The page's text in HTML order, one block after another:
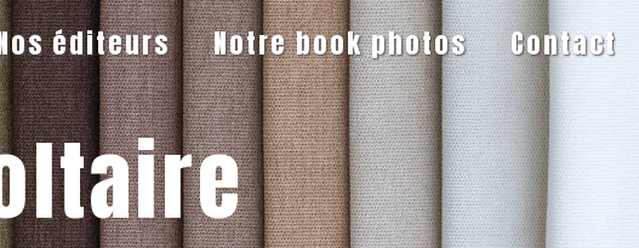
éditeurs Notre book photos Contact